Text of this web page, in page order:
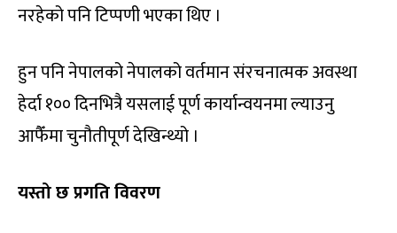
नरहेको पनि टिप्पणी भएका थिए ।
हुन पनि नेपालको नेपालको वर्तमान संरचनात्मक अवस्था
हेर्दा १०० दिनभित्रै यसलाई पूर्ण कार्यान्वयनमा ल्याउनु
आफैँमा चुनौतीपूर्ण देखिन्थ्यो ।
यस्तो छ प्रगति विवरण